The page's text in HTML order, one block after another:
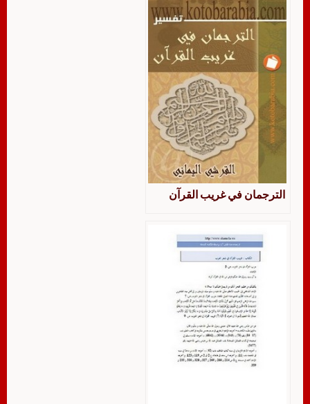
الترجمان في غريب القرآن